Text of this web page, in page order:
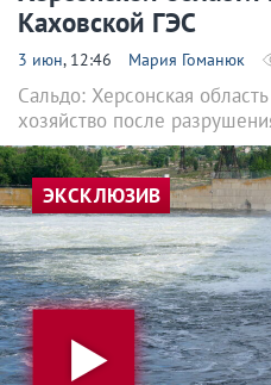
Каховской ГЭС
3 июн, 12:46 Мария Гоманюк
Сальдо: Херсонская
хозяйство после
ЭКСКЛЮЗИВ